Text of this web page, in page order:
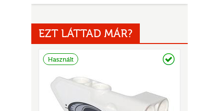
EZT LÁTTAD MÁR?
Használt